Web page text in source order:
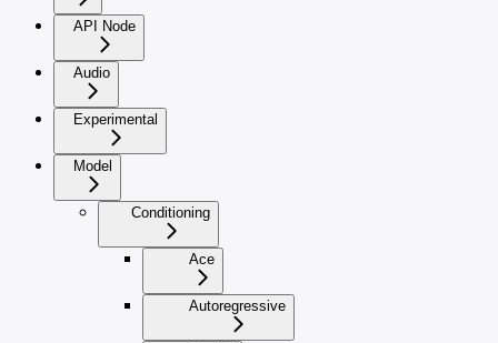
API Node
Audio
Experimental
Model
Conditioning
Ace
Autoregressive